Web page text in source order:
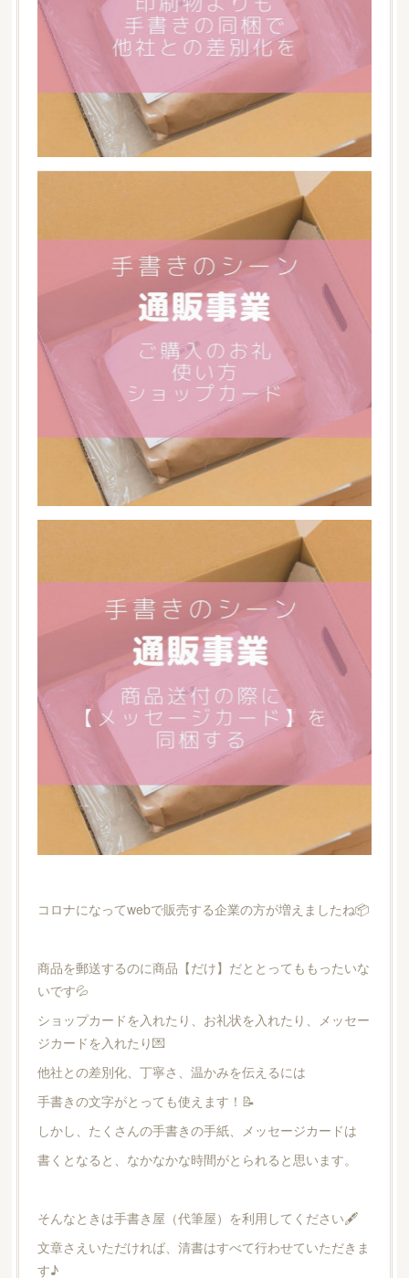
コロナになってwebで販売する企業の方が増えましたね📦
商品を郵送するのに商品【だけ】だととってももったいな
いです💦
ショップカードを入れたり、お礼状を入れたり、メッセー
ジカードを入れたり💌
他社との差別化、丁寧さ、温かみを伝えるには
手書きの文字がとっても使えます！📝
しかし、たくさんの手書きの手紙、メッセージカードは
書くとなると、なかなかな時間がとられると思います。
そんなときは手書き屋（代筆屋）を利用してください🖋
文章さえいただければ、清書はすべて行わせていただきま
す♪